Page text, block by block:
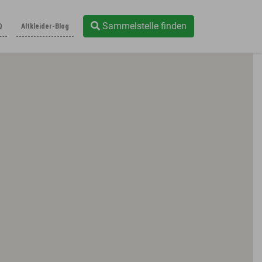
Altkleider-Blog Sammelstelle finden